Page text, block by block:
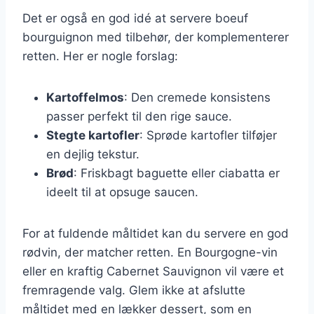
Det er også en god idé at servere boeuf
bourguignon med tilbehør, der komplementerer
retten. Her er nogle forslag:
Kartoffelmos: Den cremede konsistens
passer perfekt til den rige sauce.
Stegte kartofler: Sprøde kartofler tilføjer
en dejlig tekstur.
Brød: Friskbagt baguette eller ciabatta er
ideelt til at opsuge saucen.
For at fuldende måltidet kan du servere en god
rødvin, der matcher retten. En Bourgogne-vin
eller en kraftig Cabernet Sauvignon vil være et
fremragende valg. Glem ikke at afslutte
måltidet med en lækker dessert, som en